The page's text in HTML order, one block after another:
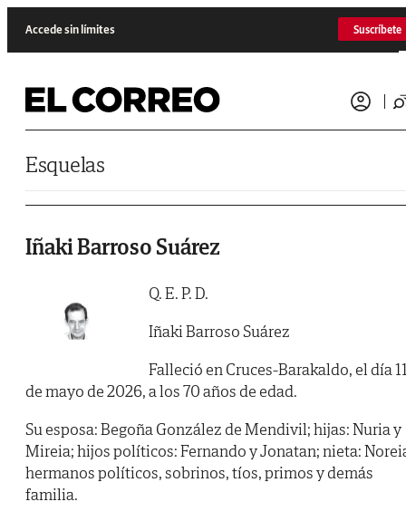
Accede sin límites Suscríbete
Esquelas
Iñaki Barroso Suárez
Q. E. P. D.
Iñaki Barroso Suárez
Falleció en Cruces-Barakaldo, el día
de mayo de 2026, a los 70 años de edad.
Su esposa: Begoña González de Mendivil; hijas: Nuria y
Mireia; hijos políticos: Fernando y Jonatan; nieta:
hermanos políticos, sobrinos, tíos, primos y demás
familia.